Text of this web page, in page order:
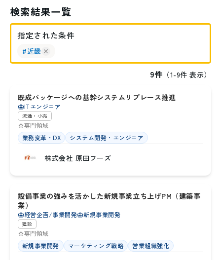
検索結果一覧
指定された条件
#近畿
9件 （1-9件 表示）
既成パッケージへの基幹システムリプレース推進
ITエンジニア
流通・小売
専門領域
業務変革・DX
システム開発・エンジニア
株式会社 原田フーズ
1
兵庫県
設備事業の強みを活かした新規事業立ち上げPM（建築事
業）
経営企画/事業開発 新規事業開発
建設
専門領域
新規事業開発
マーケティング戦略 営業組織強化